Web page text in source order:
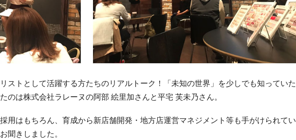
ストとして活躍する方たちのリアルトーク！「未知の世界」を少しでも知っていた
のは株式会社ラレーヌの阿部 絵里加さんと平宅 芙未乃さん。
用はもちろん、育成から新店舗開発・地方店運営マネジメント等も手がけられてい
聞きしました。